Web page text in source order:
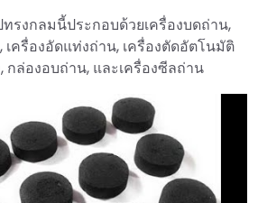
รงกลมนี้ประกอบด้วยเครื่องบดถ่าน,
เครื่องอัดแท่งถ่าน, เครื่องตัดอัตโนมัติ
กล่องอบถ่าน, และเครื่องซีลถ่าน